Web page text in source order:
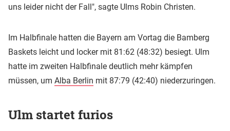
uns leider nicht der Fall", sagte Ulms Robin Christen.
Im Halbfinale hatten die Bayern am Vortag die Bamberg
Baskets leicht und locker mit 81:62 (48:32) besiegt. Ulm
hatte im zweiten Halbfinale deutlich mehr kämpfen
müssen, um Alba Berlin mit 87:79 (42:40) niederzuringen.
Ulm startet furios